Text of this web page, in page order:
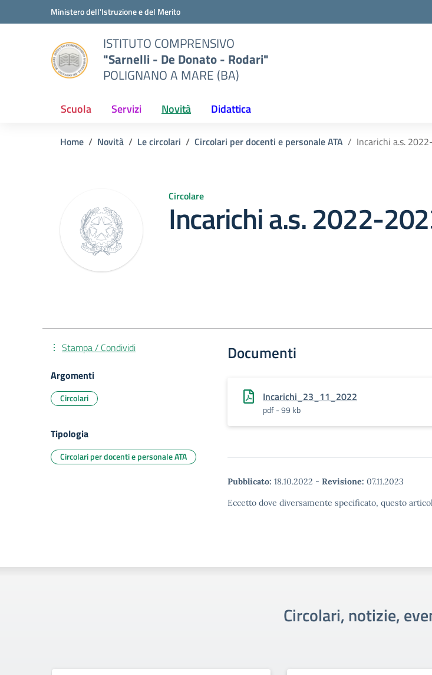
Vai ai contenuti
Vai al menu di navigazioneMinistero dell'Istruzione e del Merito
ISTITUTO COMPRENSIVO
"Sarnelli - De Donato - Rodari"
POLIGNANO A MARE (BA)
Scuola Servizi Novità Didattica
Home Novità Le circolari Circolari per docenti e personale ATA Incarichi a.s.
Circolare
Incarichi a.s. 2022-
Documenti
Incarichi_23_11_2022
pdf - 99 kb
Pubblicato: 18.10.2022 - Revisione: 07.11.2023
Eccetto dove diversamente specificato, questo
Stampa / Condividi
Argomenti
Circolari
Tipologia
Circolari per docenti e personale ATA
Circolari, notizie,